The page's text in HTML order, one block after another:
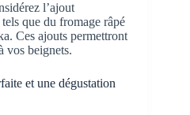
l’ajout
que du fromage râpé
Ces ajouts permettront
vos beignets.
et une dégustation